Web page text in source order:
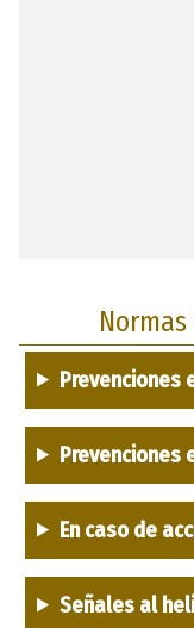
Prevenciones
Prevenciones
En caso de
Señales al